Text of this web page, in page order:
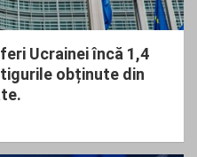
Ucrainei încă 1,4
obținute din